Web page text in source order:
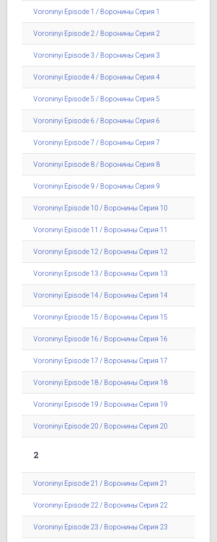
Voroninyi Episode 1 / Воронины Серия 1
Voroninyi Episode 2 / Воронины Серия 2
Voroninyi Episode 3 / Воронины Серия 3
Voroninyi Episode 4 / Воронины Серия 4
Voroninyi Episode 5 / Воронины Серия 5
Voroninyi Episode 6 / Воронины Серия 6
Voroninyi Episode 7 / Воронины Серия 7
Voroninyi Episode 8 / Воронины Серия 8
Voroninyi Episode 9 / Воронины Серия 9
Voroninyi Episode 10 / Воронины Серия 10
Voroninyi Episode 11 / Воронины Серия 11
Voroninyi Episode 12 / Воронины Серия 12
Voroninyi Episode 13 / Воронины Серия 13
Voroninyi Episode 14 / Воронины Серия 14
Voroninyi Episode 15 / Воронины Серия 15
Voroninyi Episode 16 / Воронины Серия 16
Voroninyi Episode 17 / Воронины Серия 17
Voroninyi Episode 18 / Воронины Серия 18
Voroninyi Episode 19 / Воронины Серия 19
Voroninyi Episode 20 / Воронины Серия 20
2
Voroninyi Episode 21 / Воронины Серия 21
Voroninyi Episode 22 / Воронины Серия 22
Voroninyi Episode 23 / Воронины Серия 23